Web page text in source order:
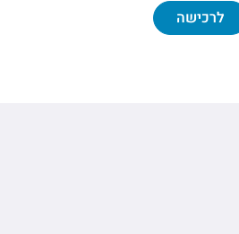
לרכישה